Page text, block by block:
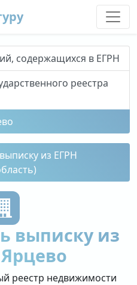
содержащихся в ЕГРН
реестра
из ЕГРН
выписку из
реестр недвижимости